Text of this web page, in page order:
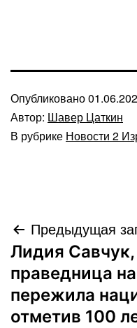
Опубликовано
Автор: Шавер Цаткин
В рубрике Новости 2
по
записям
Предыдущая
Лидия Савчук,
праведница
пережила
отметив 100